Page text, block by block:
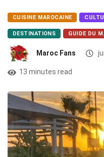
CUISINE MAROCAINE
DESTINATIONS GUIDE DU
Maroc Fans
13 minutes read